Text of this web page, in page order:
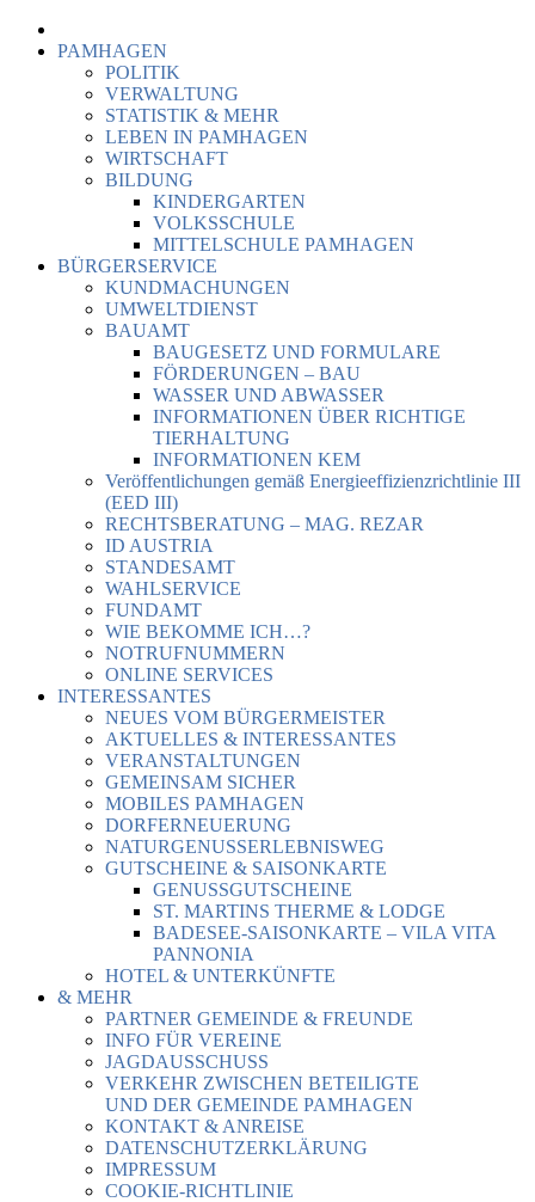
PAMHAGEN
POLITIK
VERWALTUNG
STATISTIK & MEHR
LEBEN IN PAMHAGEN
WIRTSCHAFT
BILDUNG
KINDERGARTEN
VOLKSSCHULE
MITTELSCHULE PAMHAGEN
BÜRGERSERVICE
KUNDMACHUNGEN
UMWELTDIENST
BAUAMT
BAUGESETZ UND FORMULARE
FÖRDERUNGEN – BAU
WASSER UND ABWASSER
INFORMATIONEN ÜBER RICHTIGE
TIERHALTUNG
INFORMATIONEN KEM
Veröffentlichungen gemäß Energieeffizienzrichtlinie III
(EED III)
RECHTSBERATUNG – MAG. REZAR
ID AUSTRIA
STANDESAMT
WAHLSERVICE
FUNDAMT
WIE BEKOMME ICH…?
NOTRUFNUMMERN
ONLINE SERVICES
INTERESSANTES
NEUES VOM BÜRGERMEISTER
AKTUELLES & INTERESSANTES
VERANSTALTUNGEN
GEMEINSAM SICHER
MOBILES PAMHAGEN
DORFERNEUERUNG
NATURGENUSSERLEBNISWEG
GUTSCHEINE & SAISONKARTE
GENUSSGUTSCHEINE
ST. MARTINS THERME & LODGE
BADESEE-SAISONKARTE – VILA VITA
PANNONIA
HOTEL & UNTERKÜNFTE
& MEHR
PARTNER GEMEINDE & FREUNDE
INFO FÜR VEREINE
JAGDAUSSCHUSS
VERKEHR ZWISCHEN BETEILIGTE
UND DER GEMEINDE PAMHAGEN
KONTAKT & ANREISE
DATENSCHUTZERKLÄRUNG
IMPRESSUM
COOKIE-RICHTLINIE